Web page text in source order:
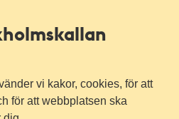
vi kakor, cookies, för att
för att webbplatsen ska